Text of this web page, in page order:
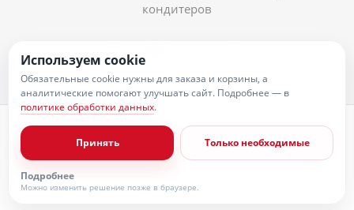
кондитеров
Согласие на обработку персональных данных
Публичная оферта
Пользовательское соглашение
Условия оплаты
Условия доставки
Политика возврата
Используем cookie
Обязательные cookie нужны для заказа и корзины, а
аналитические помогают улучшать сайт. Подробнее — в
политике обработки данных.
Принять Только необходимые
Подробнее
Можно изменить решение позже в браузере.